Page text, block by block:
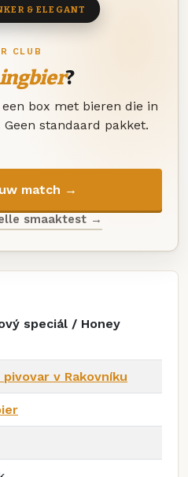
CLUB
?
box met bieren die in
standaard pakket.
match →
smaaktest →
& ELEGANT
speciál / Honey
pivovar v Rakovníku